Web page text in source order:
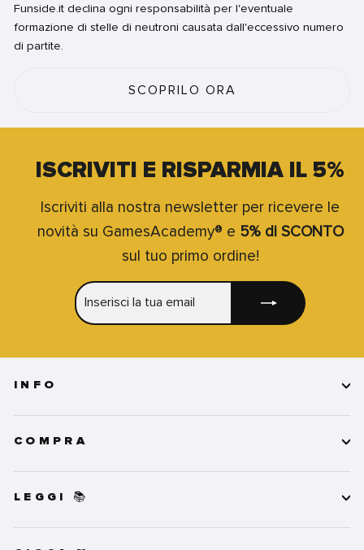
Funside.it declina ogni responsabilità per l'eventuale
formazione di stelle di neutroni causata dall'eccessivo numero
di partite.
SCOPRILO ORA
ISCRIVITI E RISPARMIA IL 5%
Iscriviti alla nostra newsletter per ricevere le
novità su GamesAcademy® e 5% di SCONTO
sul tuo primo ordine!
LA
INFO
COMPRA
LEGGI 📚